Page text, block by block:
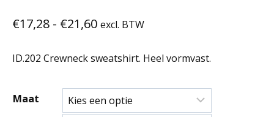
€17,28 - €21,60Prijsklasse:
€21,60
excl. BTW
ID.202 Crewneck sweatshirt. Heel vormvast.
Maat